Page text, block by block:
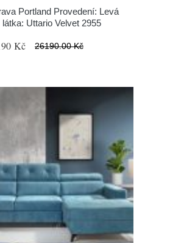
Portland Provedení: Levá
Uttario Velvet 2955
Kč 26190.00 Kč